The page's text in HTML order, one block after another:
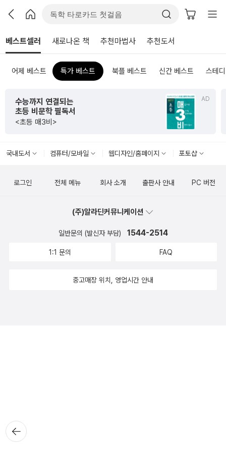
베스트셀러 새로나온 책 추천마법사 추천도서
어제 베스트 특가 베스트 북플 베스트 신간 베스트 스테
AD
수능까지 연결되는
초등 비문학 필독서
<초등 매3비>
국내도서 컴퓨터/모바일 웹디자인/홈페이지 포토샵
뒤로가
기
로그인 전체 메뉴 회사 소개 출판사 안내 PC 버전
(주)알라딘커뮤니케이션
일반문의 (발신자 부담) 1544-2514
1:1 문의 FAQ
중고매장 위치, 영업시간 안내